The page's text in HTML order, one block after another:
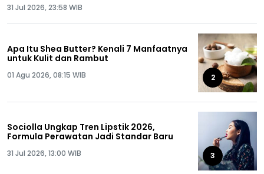
31 Jul 2026, 23:58 WIB
Apa Itu Shea Butter? Kenali 7 Manfaatnya
untuk Kulit dan Rambut
01 Agu 2026, 08:15 WIB 2
Sociolla Ungkap Tren Lipstik 2026,
Formula Perawatan Jadi Standar Baru
31 Jul 2026, 13:00 WIB 3